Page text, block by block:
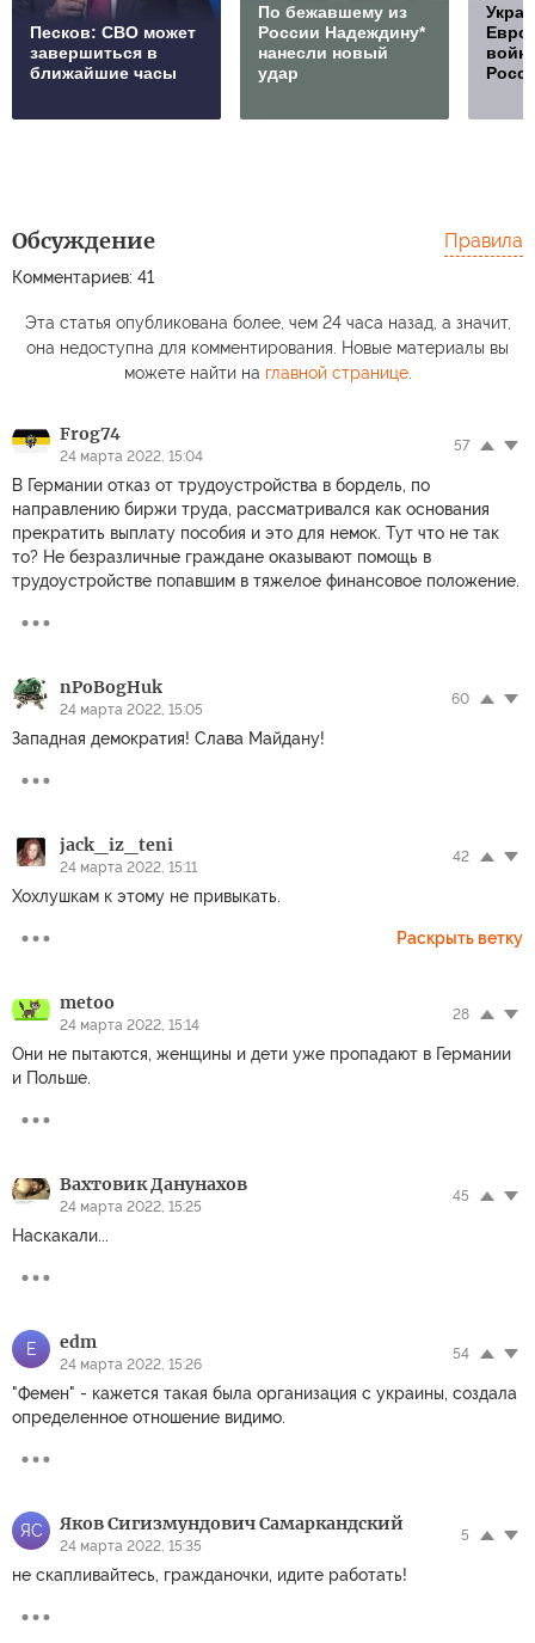
Песков: СВО может
завершиться в
ближайшие часы
По бежавшему из
России Надеждину*
нанесли новый
удар
Обсуждение
Комментариев: 41
Правила
Эта статья опубликована более, чем 24 часа назад, а значит,
она недоступна для комментирования. Новые материалы вы
можете найти на главной странице.
Frog74
24 марта 2022, 15:04
57
В Германии отказ от трудоустройства в бордель, по
направлению биржи труда, рассматривался как основания
прекратить выплату пособия и это для немок. Тут что не так
то? Не безразличные граждане оказывают помощь в
трудоустройстве попавшим в тяжелое финансовое положение.
nPoBogHuk
24 марта 2022, 15:05
60
Западная демократия! Слава Майдану!
jack_iz_teni
24 марта 2022, 15:11
42
Хохлушкам к этому не привыкать.
Раскрыть ветку
metoo
24 марта 2022, 15:14
28
Они не пытаются, женщины и дети уже пропадают в Германии
и Польше.
Вахтовик Данунахов
24 марта 2022, 15:25
45
Наскакали...
E edm
24 марта 2022, 15:26
54
"Фемен" - кажется такая была организация с украины, создала
определенное отношение видимо.
ЯС Яков Сигизмундович Самаркандский
24 марта 2022, 15:35
5
не скапливайтесь, гражданочки, идите работать!